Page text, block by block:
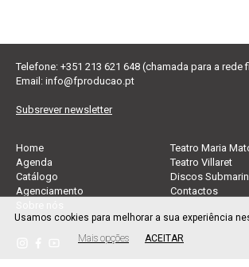
Telefone: +351 213 621 648 (chamada para a rede
Email: info@fproducao.pt
Subsrever newsletter
Home
Agenda
Catálogo
Agenciamento
Teatro Maria
Teatro Villaret
Discos
Contactos
Usamos cookies para melhorar a sua experiência
Mais opções
ACEITAR